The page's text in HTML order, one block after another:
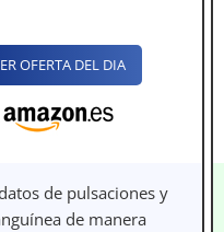
OFERTA DEL DIA
de pulsaciones y
de manera